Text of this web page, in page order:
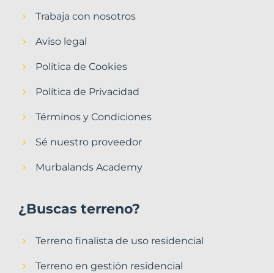
Trabaja con nosotros
Aviso legal
Política de Cookies
Política de Privacidad
Términos y Condiciones
Sé nuestro proveedor
Murbalands Academy
¿Buscas terreno?
Terreno finalista de uso residencial
Terreno en gestión residencial